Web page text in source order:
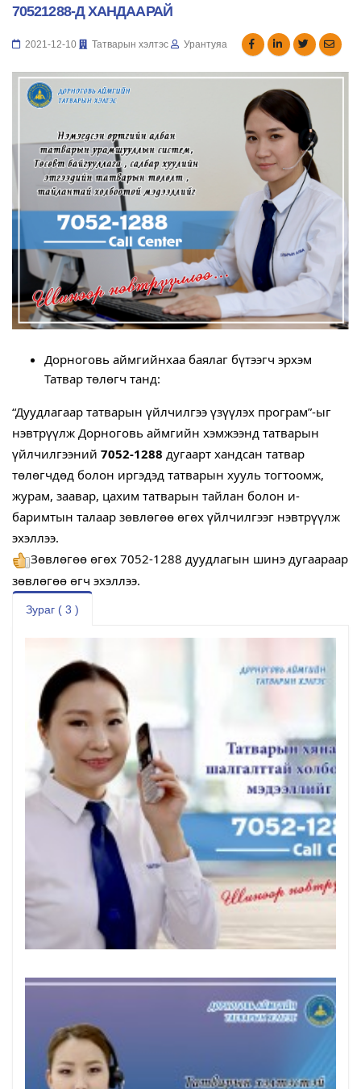
70521288-Д ХАНДААРАЙ
2021-12-10 Татварын хэлтэс Урантуяа
Дорноговь аймгийнхаа баялаг бүтээгч эрхэм
Татвар төлөгч танд:
“Дуудлагаар татварын үйлчилгээ үзүүлэх програм”-ыг
нэвтрүүлж Дорноговь аймгийн хэмжээнд татварын
үйлчилгээний 7052-1288 дугаарт хандсан татвар
төлөгчдөд болон иргэдэд татварын хууль тогтоомж,
журам, заавар, цахим татварын тайлан болон и-
баримтын талаар зөвлөгөө өгөх үйлчилгээг нэвтрүүлж
эхэллээ.
Зөвлөгөө өгөх 7052-1288 дуудлагын шинэ дугаараар
зөвлөгөө өгч эхэллээ.
Зураг ( 3 )